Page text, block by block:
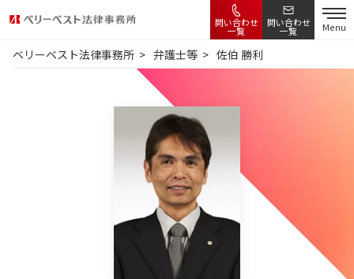
問い合わせ
一覧
問い合わせ
一覧 Menu
ベリーベスト法律事務所 弁護士等 佐伯 勝利